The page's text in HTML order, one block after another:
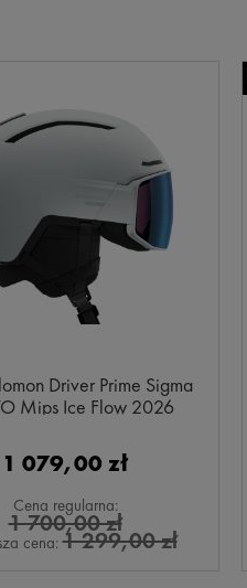
Driver Prime Sigma
Mips Ice Flow 2026
1 079,00 zł
Cena regularna:
1 700,00 zł
cena:1 299,00 zł